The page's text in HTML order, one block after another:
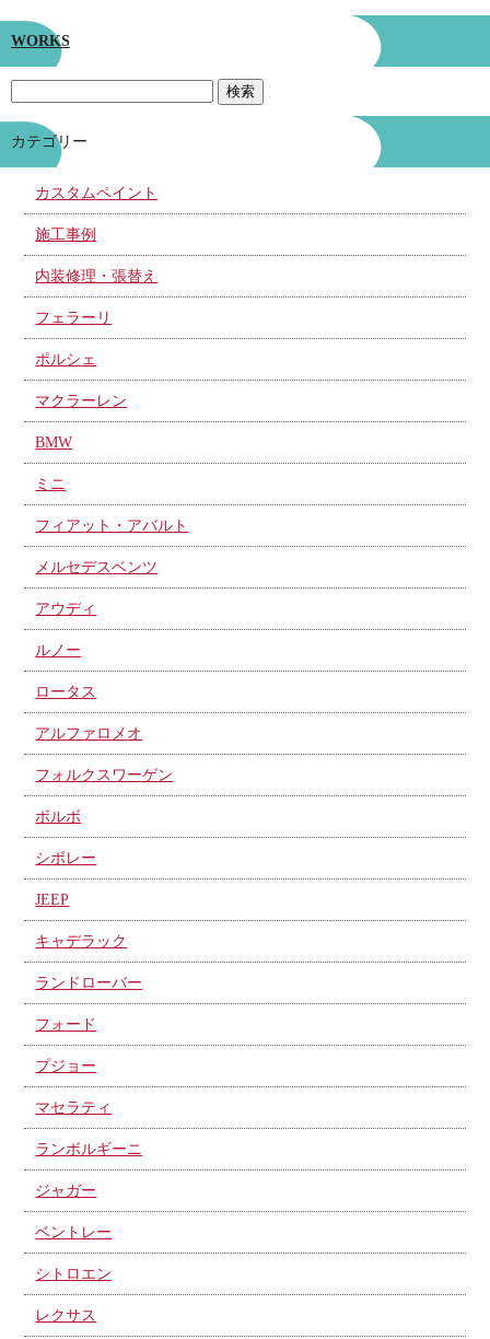
WORKS
カテゴリー
カスタムペイント
施工事例
内装修理・張替え
フェラーリ
ポルシェ
マクラーレン
BMW
ミニ
フィアット・アバルト
メルセデスベンツ
アウディ
ルノー
ロータス
アルファロメオ
フォルクスワーゲン
ボルボ
シボレー
JEEP
キャデラック
ランドローバー
フォード
プジョー
マセラティ
ランボルギーニ
ジャガー
ベントレー
シトロエン
レクサス